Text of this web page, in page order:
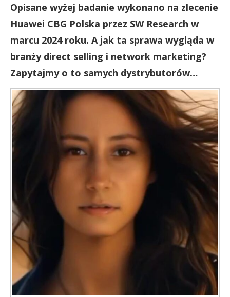
Opisane wyżej badanie wykonano na zlecenie
Huawei CBG Polska przez SW Research w
marcu 2024 roku. A jak ta sprawa wygląda w
branży direct selling i network marketing?
Zapytajmy o to samych dystrybutorów…